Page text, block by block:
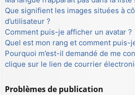
Que signifient les images situées à
d’utilisateur ?
Comment puis-je afficher un avatar ?
Quel est mon rang et comment puis-
Pourquoi m’est-il demandé de me
clique sur le lien de courrier
Problèmes de publication